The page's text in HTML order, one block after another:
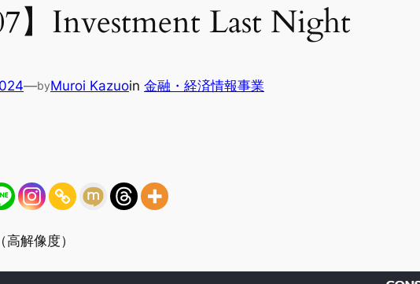
】Investment Last Night
—byMuroi Kazuoin 金融・経済情報事業
解像度）